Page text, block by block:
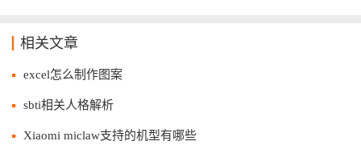
相关文章
excel怎么制作图案
sbti相关人格解析
Xiaomi miclaw支持的机型有哪些